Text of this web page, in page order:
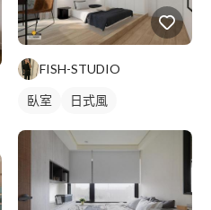
FISH-STUDIO
臥室 日式風